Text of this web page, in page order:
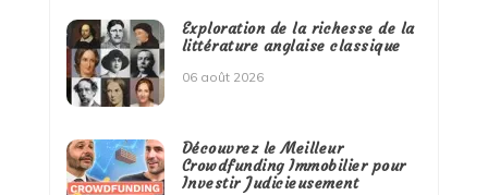
Exploration de la richesse de la
littérature anglaise classique
06 août 2026
Découvrez le Meilleur
Crowdfunding Immobilier pour
Investir Judicieusement